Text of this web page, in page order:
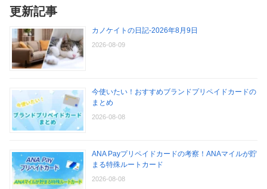
更新記事
カノケイトの日記-2026年8月9日
2026-08-09
今使いたい！おすすめブランドプリペイドカードの
まとめ
2026-08-08
ANA Payプリペイドカードの考察！ANAマイルが貯
まる特殊ルートカード
2026-08-08